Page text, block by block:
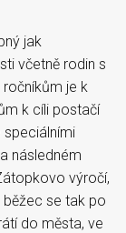
jak
včetně rodin s
je k
k cíli postačí
speciálními
následném
výročí,
běžec se tak po
do města, ve